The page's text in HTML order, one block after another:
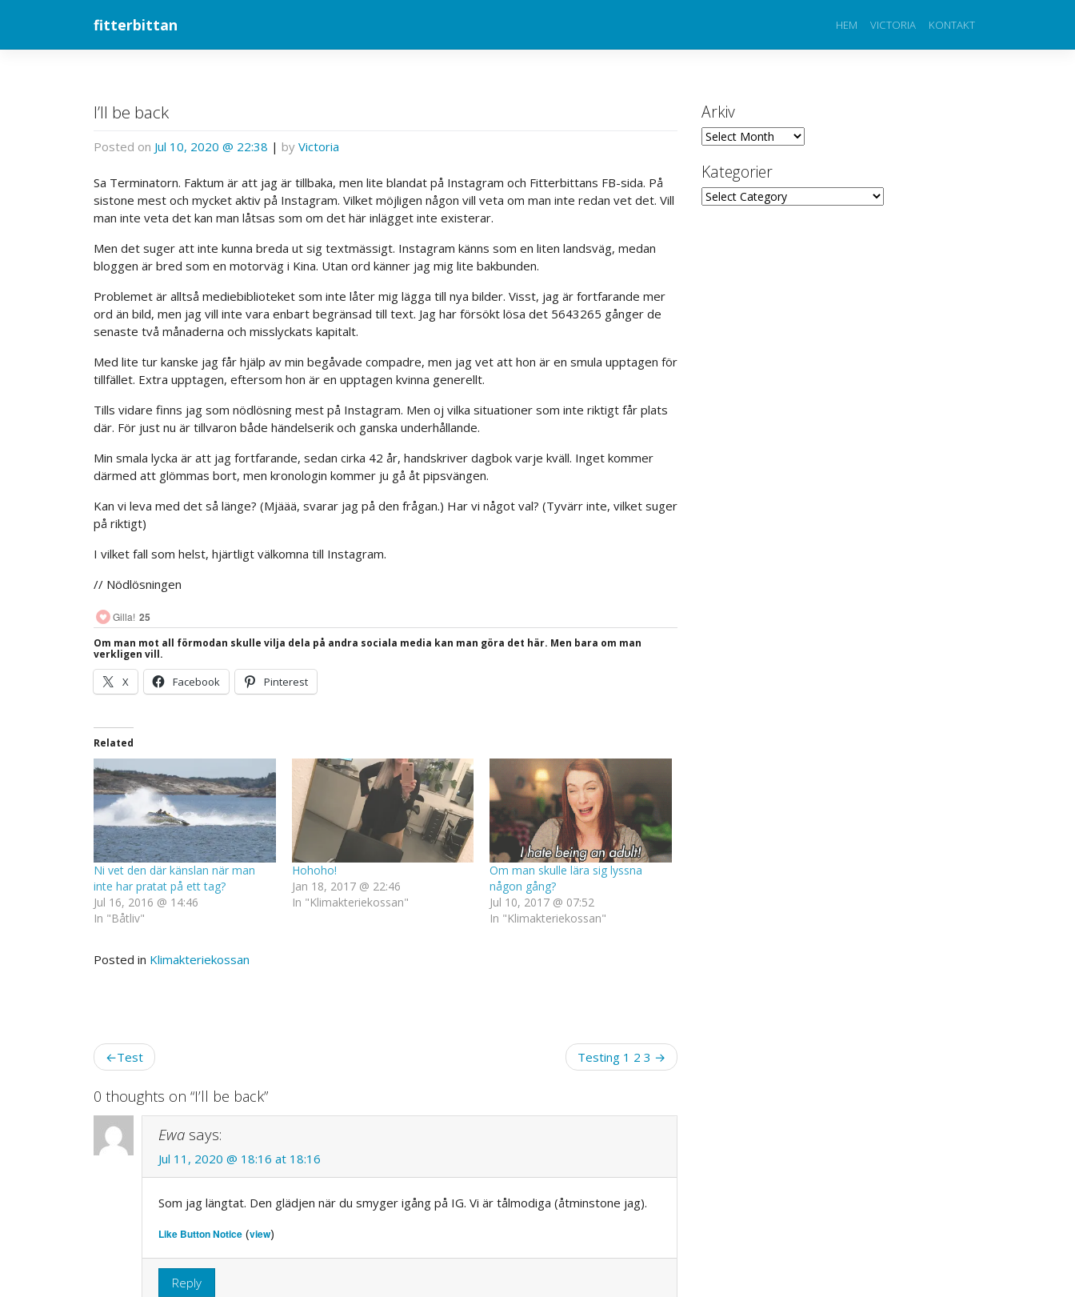
fitterbittan HEM VICTORIA KONTAKT
I’ll be back
Posted on Jul 10, 2020 @ 22:38 | by Victoria
Sa Terminatorn. Faktum är att jag är tillbaka, men lite blandat på Instagram och Fitterbittans FB-sida. På
sistone mest och mycket aktiv på Instagram. Vilket möjligen någon vill veta om man inte redan vet det. Vill
man inte veta det kan man låtsas som om det här inlägget inte existerar.
Men det suger att inte kunna breda ut sig textmässigt. Instagram känns som en liten landsväg, medan
bloggen är bred som en motorväg i Kina. Utan ord känner jag mig lite bakbunden.
Problemet är alltså mediebiblioteket som inte låter mig lägga till nya bilder. Visst, jag är fortfarande mer
ord än bild, men jag vill inte vara enbart begränsad till text. Jag har försökt lösa det 5643265 gånger de
senaste två månaderna och misslyckats kapitalt.
Med lite tur kanske jag får hjälp av min begåvade compadre, men jag vet att hon är en smula upptagen för
tillfället. Extra upptagen, eftersom hon är en upptagen kvinna generellt.
Tills vidare finns jag som nödlösning mest på Instagram. Men oj vilka situationer som inte riktigt får plats
där. För just nu är tillvaron både händelserik och ganska underhållande.
Min smala lycka är att jag fortfarande, sedan cirka 42 år, handskriver dagbok varje kväll. Inget kommer
därmed att glömmas bort, men kronologin kommer ju gå åt pipsvängen.
Kan vi leva med det så länge? (Mjäää, svarar jag på den frågan.) Har vi något val? (Tyvärr inte, vilket suger
på riktigt)
I vilket fall som helst, hjärtligt välkomna till Instagram.
// Nödlösningen
Gilla! 25
Om man mot all förmodan skulle vilja dela på andra sociala media kan man göra det här. Men bara om man
verkligen vill.
X Facebook Pinterest
Related
Ni vet den där känslan när man
inte har pratat på ett tag?
Jul 16, 2016 @ 14:46
In "Båtliv"
Hohoho!
Jan 18, 2017 @ 22:46
In "Klimakteriekossan"
Om man skulle lära sig lyssna
någon gång?
Jul 10, 2017 @ 07:52
In "Klimakteriekossan"
Posted in Klimakteriekossan
Post
navigation
Test Testing 1 2 3
0 thoughts on “I’ll be back”
Ewa says:
Jul 11, 2020 @ 18:16 at 18:16
Som jag längtat. Den glädjen när du smyger igång på IG. Vi är tålmodiga (åtminstone jag).
Like Button Notice (view)
Reply
Arkiv
Arkiv
Kategorier
Kategorier